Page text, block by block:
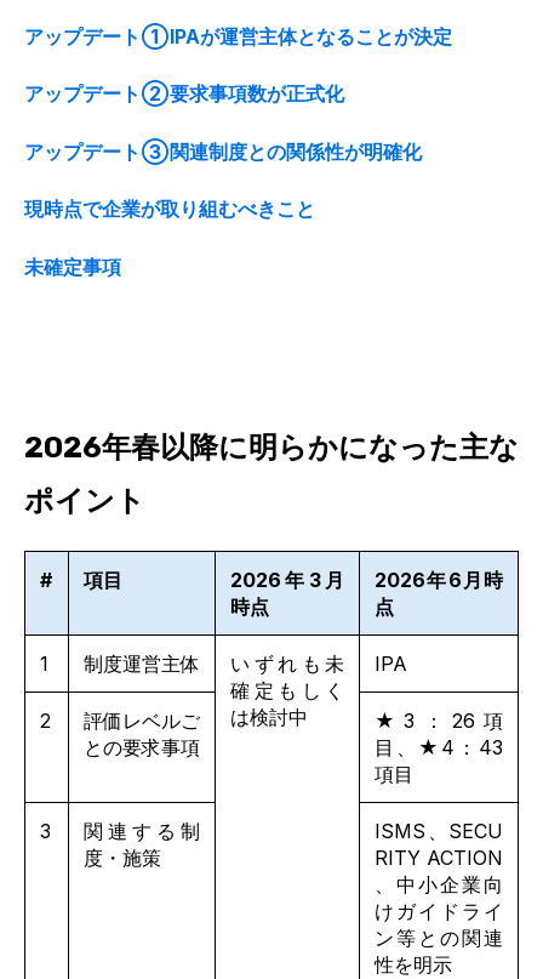
アップデート①IPAが運営主体となることが決定
アップデート②要求事項数が正式化
アップデート③関連制度との関係性が明確化
現時点で企業が取り組むべきこと
未確定事項
2026年春以降に明らかになった主な
ポイント
# 項目
2026年3月
時点
2026年6月時
点
1 制度運営主体
いずれも未
確定もしく
は検討中
IPA
2
評価レベルご
との要求事項
★3：26項
目、★4：43
項目
3
関連する制
度・施策
ISMS 、 SECU
RITY ACTION
、中小企業向
けガイドライ
ン等との関連
性を明示